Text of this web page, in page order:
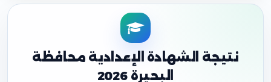
نتيجة الشهادة الإعدادية محافظة
البحيرة 2026